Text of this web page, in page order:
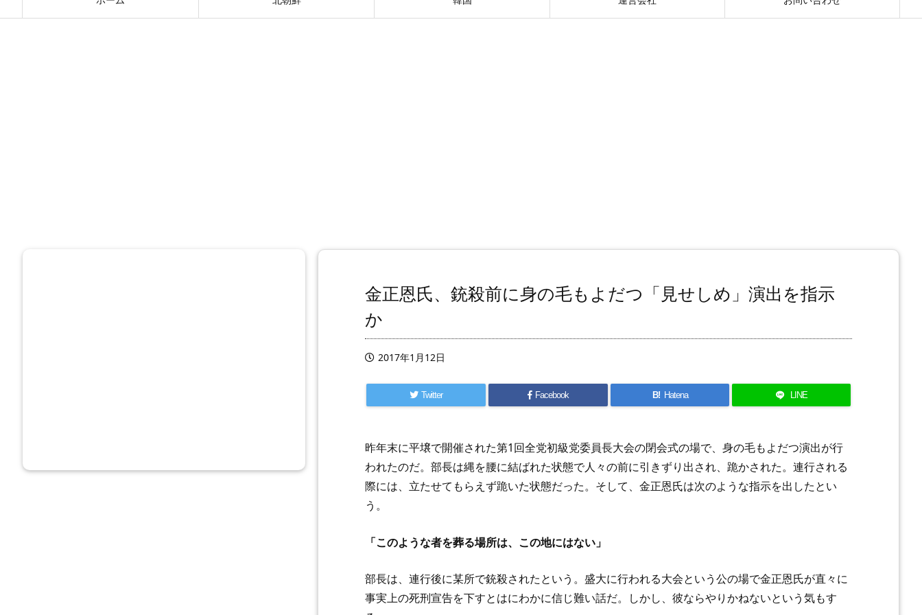
金正恩氏、銃殺前に身の毛もよだつ「見せしめ」演出を指示
か
2017年1月12日
Twitter Facebook B! Hatena LINE
昨年末に平壌で開催された第1回全党初級党委員長大会の閉会式の場で、身の毛もよだつ演出が行
われたのだ。部長は縄を腰に結ばれた状態で人々の前に引きずり出され、跪かされた。連行される
際には、立たせてもらえず跪いた状態だった。そして、金正恩氏は次のような指示を出したとい
う。
「このような者を葬る場所は、この地にはない」
部長は、連行後に某所で銃殺されたという。盛大に行われる大会という公の場で金正恩氏が直々に
事実上の死刑宣告を下すとはにわかに信じ難い話だ。しかし、彼ならやりかねないという気もす